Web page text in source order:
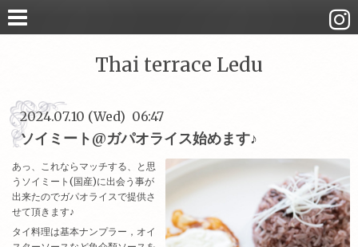
Thai terrace Ledu
2024.07.10 (Wed) 06:47
ソイミート@ガパオライス始めます♪
あっ、これならマッチする、と思
うソイミート(国産)に出会う事が
出来たのでガパオライスで提供さ
せて頂きます♪
タイ料理は基本ナンプラー，オイ